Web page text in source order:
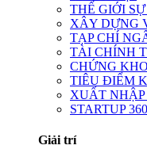
THẾ GIỚI
XÂY DỰNG
TẠP CHÍ
TÀI CHÍNH
CHỨNG
TIÊU ĐIỂM
XUẤT
STARTUP 360
Giải trí